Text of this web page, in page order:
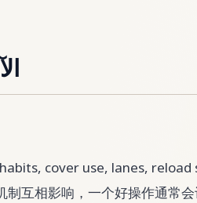
cover use, lanes, reload
互相影响，一个好操作通常